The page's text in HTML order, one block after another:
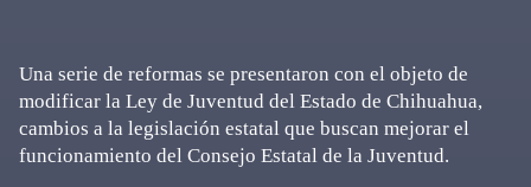
Una serie de reformas se presentaron con el objeto de
modificar la Ley de Juventud del Estado de Chihuahua,
cambios a la legislación estatal que buscan mejorar el
funcionamiento del Consejo Estatal de la Juventud.